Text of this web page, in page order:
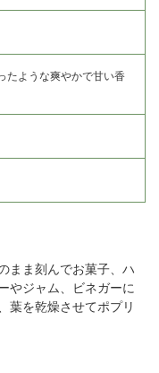
たような爽やかで甘い香
まま刻んでお菓子、ハ
やジャム、ビネガーに
葉を乾燥させてポプリ